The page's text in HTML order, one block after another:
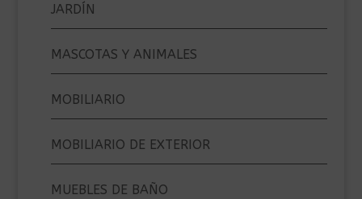
JARDÍN
MASCOTAS Y ANIMALES
MOBILIARIO
MOBILIARIO DE EXTERIOR
MUEBLES DE BAÑO